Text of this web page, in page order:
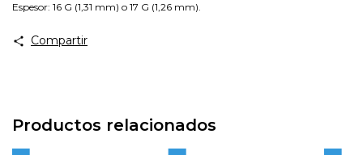
Espesor: 16 G (1,31 mm) o 17 G (1,26 mm).
Compartir
Productos relacionados